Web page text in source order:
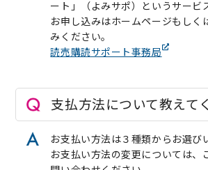
ート」（よみサポ）というサービ
お申し込みはホームページもしく
みください。
読売購読サポート事務局
支払方法について教えて
お支払い方法は３種類からお選び
お支払い方法の変更については、